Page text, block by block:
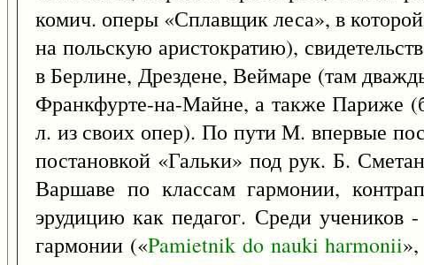
комич. оперы «Сплавщик леса», в
на польскую аристократию),
в Берлине, Дрездене, Веймаре (там
Франкфурте-на-Майне, а также Париже
л. из своих опер). По пути М. впервые
постановкой «Гальки» под рук. Б.
Варшаве по классам гармонии,
эрудицию как педагог. Среди учеников
гармонии («Pamietnik do nauki harmonii